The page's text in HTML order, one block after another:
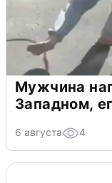
Мужчина
Западном,
6 августа 4